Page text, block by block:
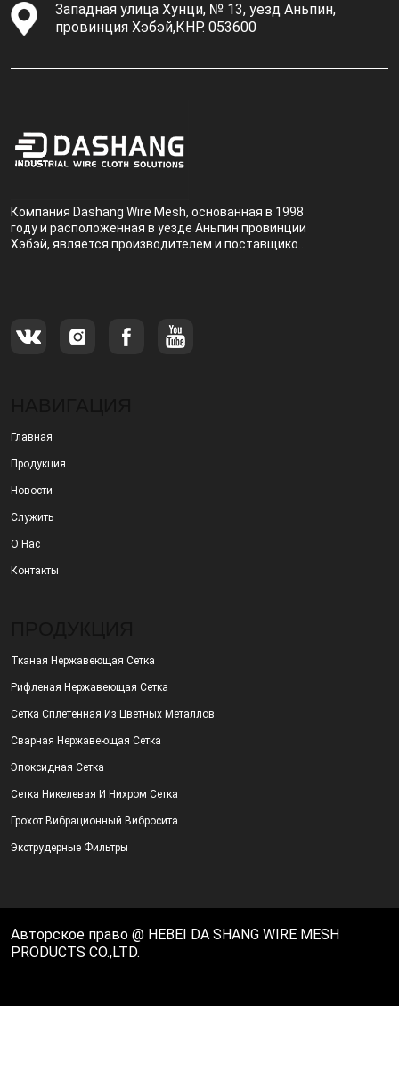
Западная улица Хунци, № 13, уезд Аньпин,
провинция Хэбэй,КНР. 053600
Компания Dashang Wire Mesh, основанная в 1998
году и расположенная в уезде Аньпин провинции
Хэбэй, является производителем и поставщиком,
Главная
Продукция
Новости
Служить
О Нас
Контакты
Тканая Нержавеющая Сетка
Рифленая Нержавеющая Сетка
Сетка Сплетенная Из Цветных Металлов
Сварная Нержавеющая Сетка
Эпоксидная Сетка
Сетка Никелевая И Нихром Сетка
Грохот Вибрационный Вибросита
Экструдерные Фильтры
Авторское право @ HEBEI DA SHANG WIRE MESH
PRODUCTS CO.,LTD.